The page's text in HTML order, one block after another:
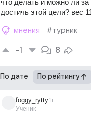
что делать и можно ли
достичь этой цели? вес
мнения #турник
-1 8
По дате По рейтингу
foggy_rytty
Ученик
1г